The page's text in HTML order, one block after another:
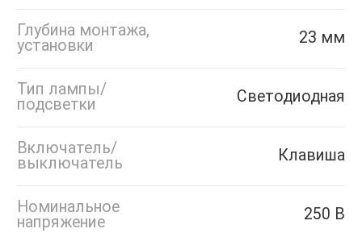
Глубина монтажа,
установки
23 мм
Тип лампы/
подсветки
Светодиодная
Включатель/
выключатель
Клавиша
Номинальное
напряжение
250 В